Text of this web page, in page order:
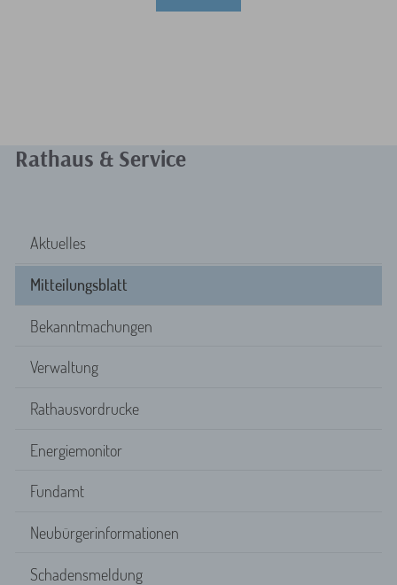
Rathaus & Service
Aktuelles
Mitteilungsblatt
Bekanntmachungen
Verwaltung
Rathausvordrucke
Energiemonitor
Fundamt
Neubürgerinformationen
Schadensmeldung